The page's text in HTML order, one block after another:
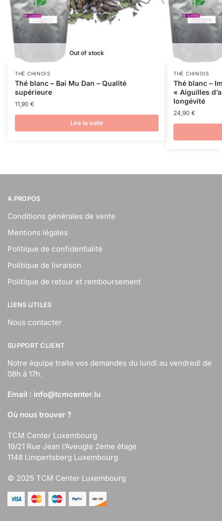
Out of stock
THÉ CHINOIS
Thé blanc – Bai Mu Dan – Qualité
supérieure
11,90 €
Lire la suite
THÉ CHINOIS
Thé blanc –
« Aiguilles
longévité
24,90 €
A PROPOS
Conditions générales de vente
Mentions légales
Politique de confidentialité
Politique de livraison
Politique de retour et remboursement
LIENS UTILES
Nous contacter
SUPPORT CLIENT
Notre équipe traite vos demandes du lundi au vendredi de
08h à 17h.
Email : info@tcmcenter.lu
Où nous trouver ?
TCM Center Luxembourg
19/21 Rue Jean l’Aveugle 2ème étage
1148 Limpertsberg Luxembourg
© 2025 TCM Center Luxembourg